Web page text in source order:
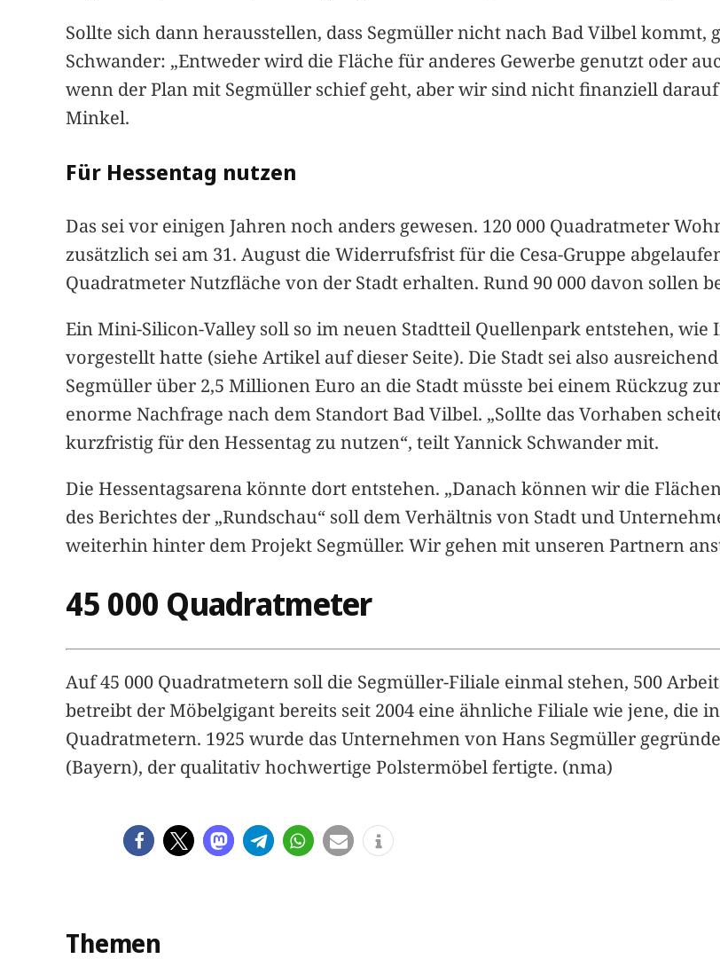
Sollte sich dann herausstellen, dass Segmüller nicht nach Bad Vilbel kommt,
Schwander: „Entweder wird die Fläche für anderes Gewerbe genutzt oder
wenn der Plan mit Segmüller schief geht, aber wir sind nicht finanziell
Minkel.
Für Hessentag nutzen
Das sei vor einigen Jahren noch anders gewesen. 120 000 Quadratmeter
zusätzlich sei am 31. August die Widerrufsfrist für die Cesa-Gruppe
Quadratmeter Nutzfläche von der Stadt erhalten. Rund 90 000 davon sollen
Ein Mini-Silicon-Valley soll so im neuen Stadtteil Quellenpark entstehen,
vorgestellt hatte (siehe Artikel auf dieser Seite). Die Stadt sei also
Segmüller über 2,5 Millionen Euro an die Stadt müsste bei einem Rückzug
enorme Nachfrage nach dem Standort Bad Vilbel. „Sollte das Vorhaben
kurzfristig für den Hessentag zu nutzen“, teilt Yannick Schwander mit.
Die Hessentagsarena könnte dort entstehen. „Danach können wir die
des Berichtes der „Rundschau“ soll dem Verhältnis von Stadt und
weiterhin hinter dem Projekt Segmüller. Wir gehen mit unseren Partnern
45 000 Quadratmeter
Auf 45 000 Quadratmetern soll die Segmüller-Filiale einmal stehen, 500
betreibt der Möbelgigant bereits seit 2004 eine ähnliche Filiale wie jene, die
Quadratmetern. 1925 wurde das Unternehmen von Hans Segmüller
(Bayern), der qualitativ hochwertige Polstermöbel fertigte. (nma)
Themen